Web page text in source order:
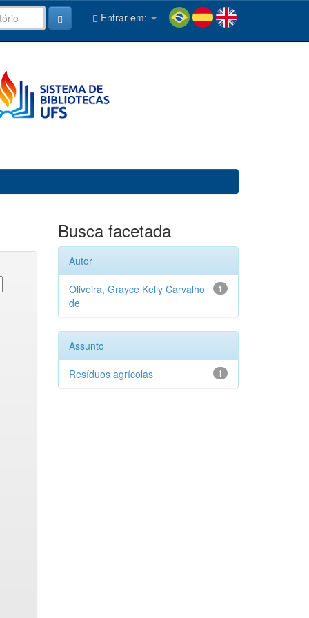
Entrar em:
Busca facetada
Autor
1
Oliveira, Grayce Kelly Carvalho
de
Assunto
1
Resíduos agrícolas